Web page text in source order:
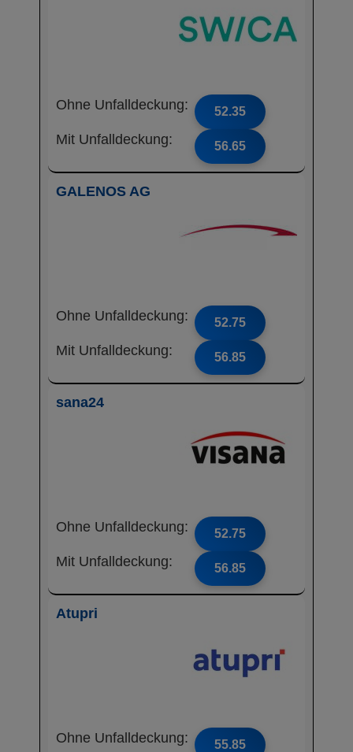
Ohne Unfalldeckung: 52.35
Mit Unfalldeckung: 56.65
GALENOS AG
Ohne Unfalldeckung: 52.75
Mit Unfalldeckung: 56.85
sana24
Ohne Unfalldeckung: 52.75
Mit Unfalldeckung: 56.85
Atupri
Ohne Unfalldeckung: 55.85